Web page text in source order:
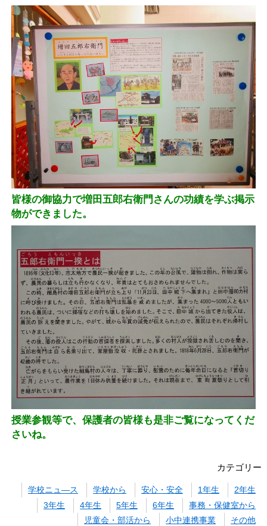
皆様の御協力で増田五郎右衛門さんの功績を学ぶ掲示
物ができました。
授業参観等で、保護者の皆様も是非ご覧になってくだ
さいね。
カテゴリー
学校ニュ―ス 学校から 安心・安全 1年生
2年生
3年生
4年生 5年生 6年生
事務・保健室から
児童会・部活から
小中連携事業
その他